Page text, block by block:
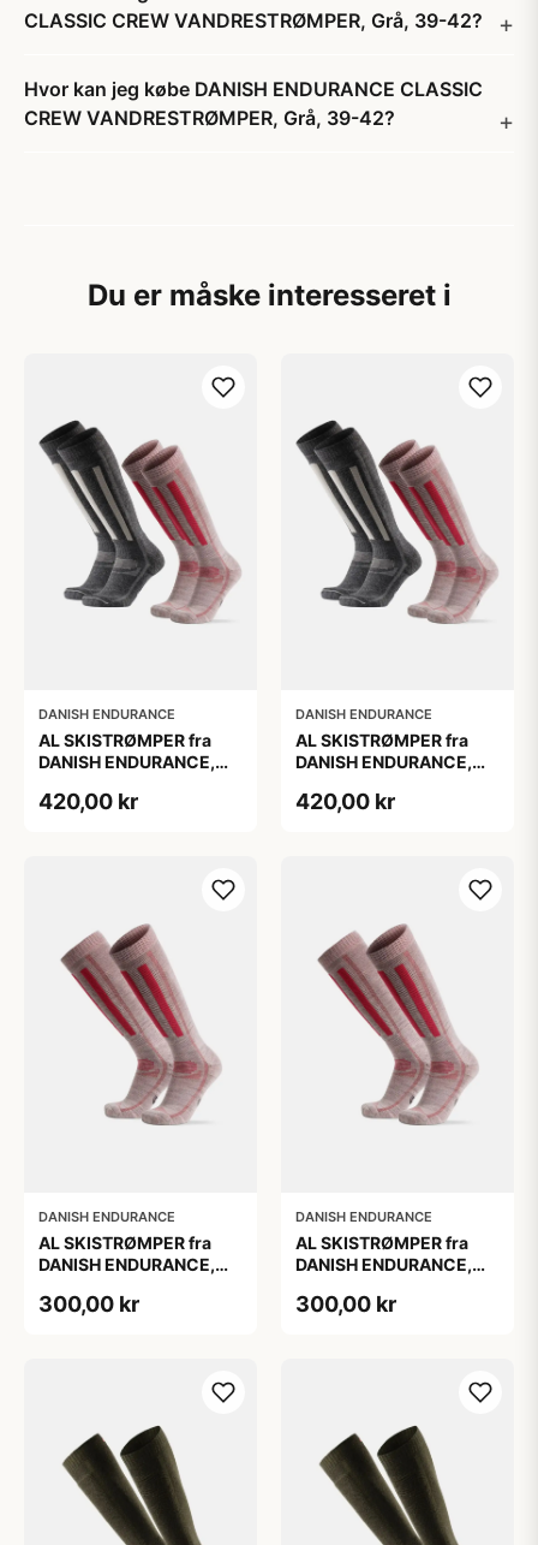
CLASSIC CREW VANDRESTRØMPER, Grå, 39-42?
Hvor kan jeg købe DANISH ENDURANCE CLASSIC
CREW VANDRESTRØMPER, Grå, 39-42?
Du er måske interesseret i
DANISH ENDURANCE
AL SKISTRØMPER fra
DANISH ENDURANCE,
420,00 kr
DANISH ENDURANCE
AL SKISTRØMPER fra
DANISH ENDURANCE,
420,00 kr
DANISH ENDURANCE
AL SKISTRØMPER fra
DANISH ENDURANCE,
300,00 kr
DANISH ENDURANCE
AL SKISTRØMPER fra
DANISH ENDURANCE,
300,00 kr